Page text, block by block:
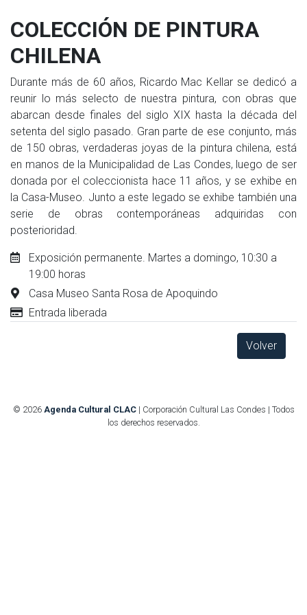
COLECCIÓN DE PINTURA
CHILENA
Durante más de 60 años, Ricardo Mac Kellar se dedicó a
reunir lo más selecto de nuestra pintura, con obras que
abarcan desde finales del siglo XIX hasta la década del
setenta del siglo pasado. Gran parte de ese conjunto, más
de 150 obras, verdaderas joyas de la pintura chilena, está
en manos de la Municipalidad de Las Condes, luego de ser
donada por el coleccionista hace 11 años, y se exhibe en
la Casa-Museo. Junto a este legado se exhibe también una
serie de obras contemporáneas adquiridas con
posterioridad.
Exposición permanente. Martes a domingo, 10:30 a
19:00 horas
Casa Museo Santa Rosa de Apoquindo
Entrada liberada
Volver
© 2026 Agenda Cultural CLAC| Corporación Cultural Las Condes | Todos
los derechos reservados.